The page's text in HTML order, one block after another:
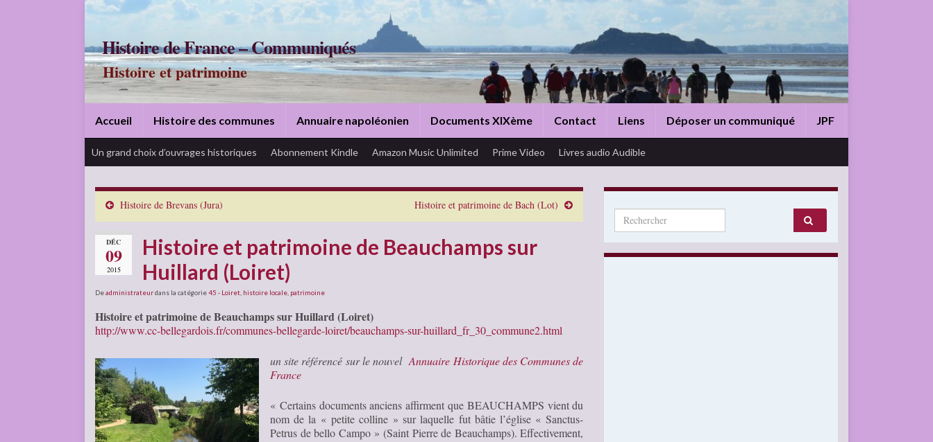
Histoire de France – Communiqués
Histoire et patrimoine
Accueil Histoire des communes Annuaire napoléonien Documents XIXème Contact Liens Déposer un communiqué JPF
Un grand choix d’ouvrages historiques Abonnement Kindle Amazon Music Unlimited Prime Video Livres audio Audible
Histoire de Brevans (Jura) Histoire et patrimoine de Bach (Lot)
DÉC
09
2015
Histoire et patrimoine de Beauchamps sur
Huillard (Loiret)
Deadministrateurdans la catégorie45 - Loiret histoire locale patrimoine
Histoire et patrimoine de Beauchamps sur Huillard (Loiret)
http://www.cc-bellegardois.fr/communes-bellegarde-loiret/beauchamps-sur-huillard_fr_30_commune2.html
un site référencé sur le nouvelAnnuaire Historique des Communes de
France
« Certains documents anciens affirment que BEAUCHAMPS vient du
nom de la « petite colline » sur laquelle fut bâtie l’église « Sanctus-
Petrus de bello Campo » (Saint Pierre de Beauchamps). Effectivement,
Search for: